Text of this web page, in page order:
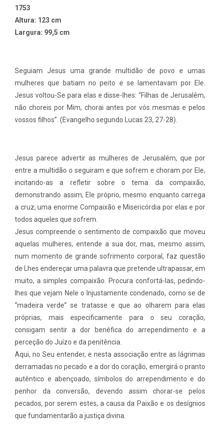
1753
Altura: 123 cm
Largura: 99,5 cm
Seguiam Jesus uma grande multidão de povo e umas
mulheres que batiam no peito e se lamentavam por Ele.
Jesus voltou-Se para elas e disse-lhes: “Filhas de Jerusalém,
não choreis por Mim, chorai antes por vós mesmas e pelos
vossos filhos”. (Evangelho segundo Lucas 23, 27-28).
Jesus parece advertir as mulheres de Jerusalém, que por
entre a multidão o seguiram e que sofrem e choram por Ele,
incitando-as a refletir sobre o tema da compaixão,
demonstrando assim, Ele próprio, mesmo enquanto carrega
a cruz, uma enorme Compaixão e Misericórdia por elas e por
todos aqueles que sofrem.
Jesus compreende o sentimento de compaixão que moveu
aquelas mulheres, entende a sua dor, mas, mesmo assim,
num momento de grande sofrimento corporal, faz questão
de Lhes endereçar uma palavra que pretende ultrapassar, em
muito, a simples compaixão. Procura confortá-las, pedindo-
lhes que vejam Nele o Injustamente condenado, como se de
“madeira verde” se tratasse e que ao olharem para elas
próprias, mais especificamente para o seu coração,
consigam sentir a dor benéfica do arrependimento e a
perceção do Juízo e da penitência.
Aqui, no Seu entender, e nesta associação entre as lágrimas
derramadas no pecado e a dor do coração, emergirá o pranto
autêntico e abençoado, símbolos do arrependimento e do
penhor da conversão, devendo assim chorar-se pelos
pecados, por serem estes, a causa da Paixão e os desígnios
que fundamentarão a justiça divina.